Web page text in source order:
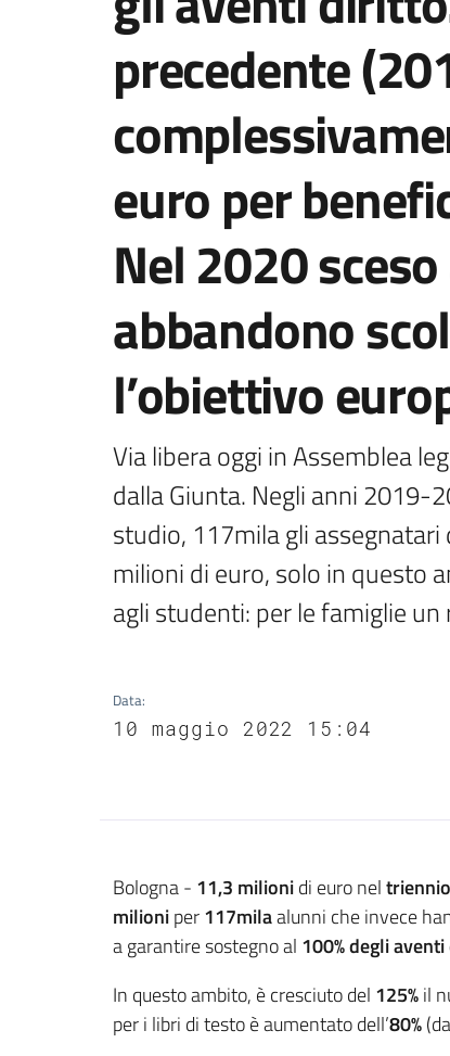
precedente
euro per
Nel 2020
abbandono
l’obiettivo
Via libera oggi in Assemblea
dalla Giunta. Negli anni 2019-
studio, 117mila gli
milioni di euro, solo in questo
agli studenti: per le famiglie
Data:
10 maggio 2022 15:04
Contenuto
Bologna - 11,3 milionidi euro nel
milioniper117milaalunni che invece
a garantire sostegno al 100% degli
In questo ambito, è cresciuto del 125%il
per i libri di testo è aumentato dell’80%